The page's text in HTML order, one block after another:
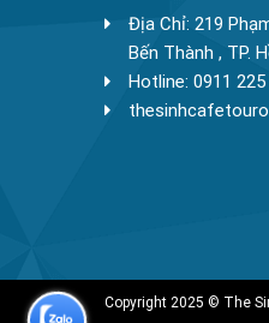
Địa Chỉ: 219
Bến Thành , TP.
Hotline: 0911
Copyright 2025 © The